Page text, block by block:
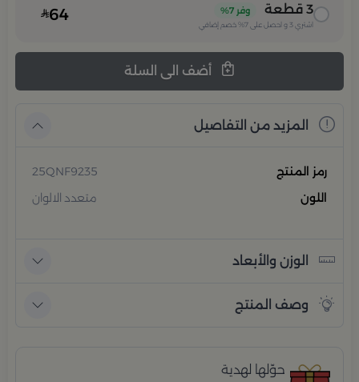
3 قطعة وفر 7%
اشتري 3 و احصل على 7% خصم إضافي 64
المزيد من التفاصيل
رمز المنتج
25QNF9235
اللون
متعدد الالوان
الوزن والأبعاد
وصف المنتج
حوّلها لهدية